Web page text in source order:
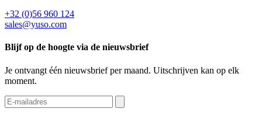
+32 (0)56 960 124
sales@yuso.com
Blijf op de hoogte via de nieuwsbrief
Je ontvangt één nieuwsbrief per maand. Uitschrijven kan op elk
moment.